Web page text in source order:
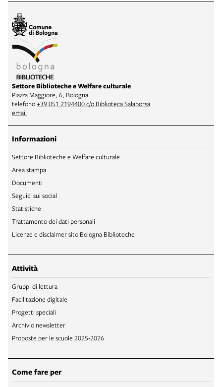
Settore Biblioteche e Welfare culturale
Piazza Maggiore, 6, Bologna
telefono+39 051 2194400 c/o Biblioteca Salaborsa
email
Informazioni
Settore Biblioteche e Welfare culturale
Area stampa
Documenti
Seguici sui social
Statistiche
Trattamento dei dati personali
Licenze e disclaimer sito Bologna Biblioteche
Attività
Gruppi di lettura
Facilitazione digitale
Progetti speciali
Archivio newsletter
Proposte per le scuole 2025-2026
Come fare per